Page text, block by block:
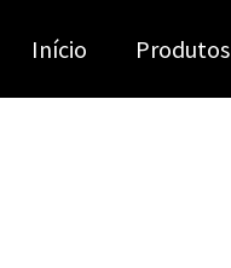
Início Produtos